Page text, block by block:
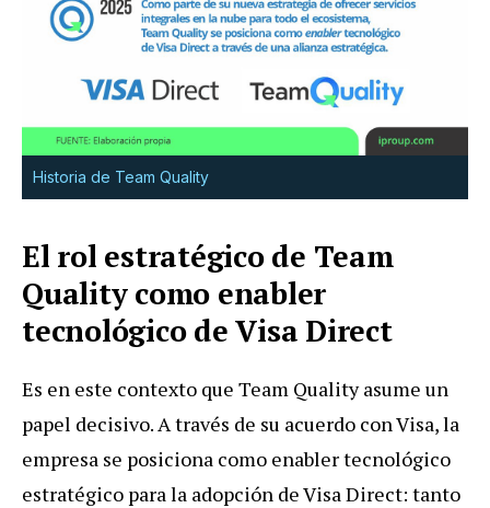
Historia de Team Quality
El rol estratégico de Team
Quality como enabler
tecnológico de Visa Direct
Es en este contexto que Team Quality asume un
papel decisivo. A través de su acuerdo con Visa, la
empresa se posiciona como enabler tecnológico
estratégico para la adopción de Visa Direct: tanto